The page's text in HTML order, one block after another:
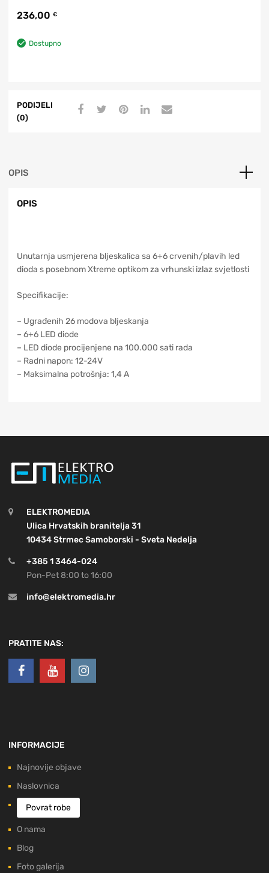
236,00 €
Dostupno
PODIJELI
(0)
OPIS
OPIS
Unutarnja usmjerena bljeskalica sa 6+6 crvenih/plavih led
dioda s posebnom Xtreme optikom za vrhunski izlaz svjetlosti
Specifikacije:
– Ugrađenih 26 modova bljeskanja
– 6+6 LED diode
– LED diode procijenjene na 100.000 sati rada
– Radni napon: 12-24V
– Maksimalna potrošnja: 1,4 A
ELEKTROMEDIA
Ulica Hrvatskih branitelja 31
10434 Strmec Samoborski - Sveta Nedelja
+385 1 3464-024
Pon-Pet 8:00 to 16:00
info@elektromedia.hr
PRATITE NAS:
INFORMACIJE
Najnovije objave
Naslovnica
Povrat robe
O nama
Blog
Foto galerija